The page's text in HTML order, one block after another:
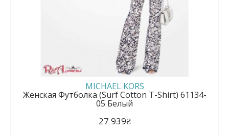
MICHAEL KORS
Женская Футболка (Surf Cotton T-Shirt) 61134-
05 Белый
27 939₴